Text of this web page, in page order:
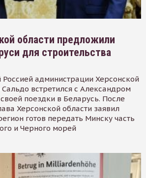
области предложили
для строительства
Россией администрации Херсонской
встретился с Александром
поездки в Беларусь. После
Херсонской области заявил
готов передать Минску часть
и Черного морей